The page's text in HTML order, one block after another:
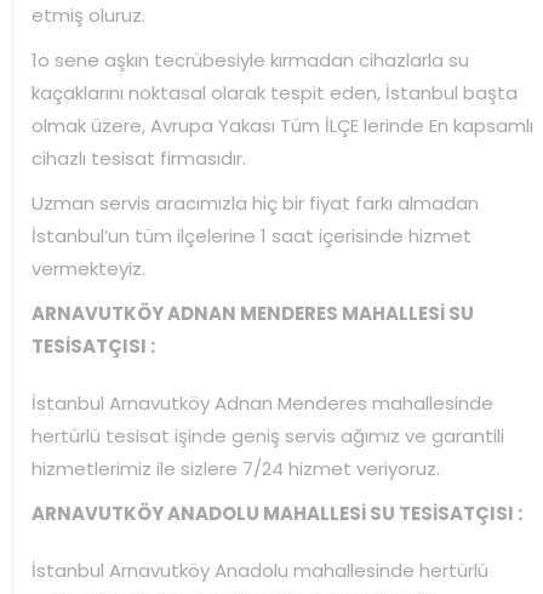
etmiş oluruz.
1o sene aşkın tecrübesiyle kırmadan cihazlarla su
kaçaklarını noktasal olarak tespit eden, İstanbul başta
olmak üzere, Avrupa Yakası Tüm İLÇE lerinde En kapsamlı
cihazlı tesisat firmasıdır.
Uzman servis aracımızla hiç bir fiyat farkı almadan
İstanbul’un tüm ilçelerine 1 saat içerisinde hizmet
vermekteyiz.
ARNAVUTKÖY ADNAN MENDERES MAHALLESİ SU
TESİSATÇISI :
İstanbul Arnavutköy Adnan Menderes mahallesinde
hertürlü tesisat işinde geniş servis ağımız ve garantili
hizmetlerimiz ile sizlere 7/24 hizmet veriyoruz.
ARNAVUTKÖY ANADOLU MAHALLESİ SU TESİSATÇISI :
İstanbul Arnavutköy Anadolu mahallesinde hertürlü